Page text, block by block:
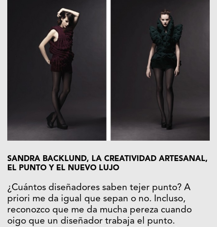
SANDRA BACKLUND, LA CREATIVIDAD ARTESANAL,
EL PUNTO Y EL NUEVO LUJO
¿Cuántos diseñadores saben tejer punto? A
priori me da igual que sepan o no. Incluso,
reconozco que me da mucha pereza cuando
oigo que un diseñador trabaja el punto.